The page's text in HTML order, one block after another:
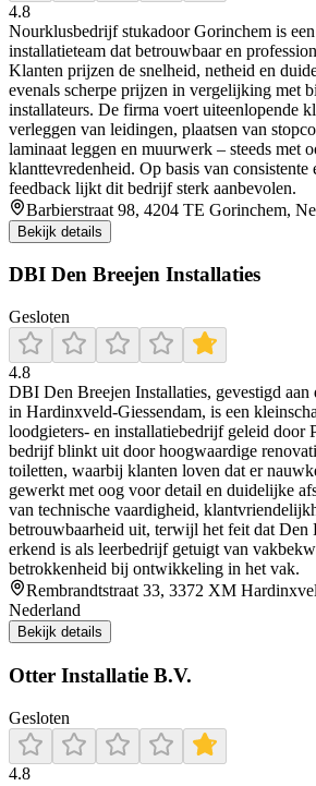
4.8
Nourklusbedrijf stukadoor Gorinchem is
installatieteam dat betrouwbaar en
Klanten prijzen de snelheid, netheid en
evenals scherpe prijzen in vergelijking met
installateurs. De firma voert uiteenlopende
verleggen van leidingen, plaatsen van
laminaat leggen en muurwerk – steeds met
klanttevredenheid. Op basis van
feedback lijkt dit bedrijf sterk aanbevolen.
Barbierstraat 98, 4204 TE Gorinchem,
Bekijk details
DBI Den Breejen Installaties
Gesloten
4.8
DBI Den Breejen Installaties, gevestigd aan
in Hardinxveld‑Giessendam, is een
loodgieters‑ en installatiebedrijf geleid door
bedrijf blinkt uit door hoogwaardige
toiletten, waarbij klanten loven dat er
gewerkt met oog voor detail en duidelijke
van technische vaardigheid,
betrouwbaarheid uit, terwijl het feit dat Den
erkend is als leerbedrijf getuigt van
betrokkenheid bij ontwikkeling in het vak.
Rembrandtstraat 33, 3372 XM
Nederland
Bekijk details
Otter Installatie B.V.
Gesloten
4.8